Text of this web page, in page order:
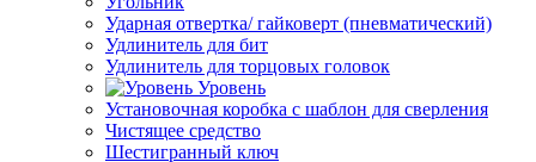
Ударная отвертка/ гайковерт (пневматический)
Удлинитель для бит
Удлинитель для торцовых головок
Уровень
Установочная коробка с шаблон для сверления
Чистящее средство
Шестигранный ключ